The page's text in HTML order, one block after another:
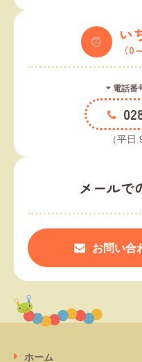
い
（0
電話番
（平日
メールで
お問い合
ホーム